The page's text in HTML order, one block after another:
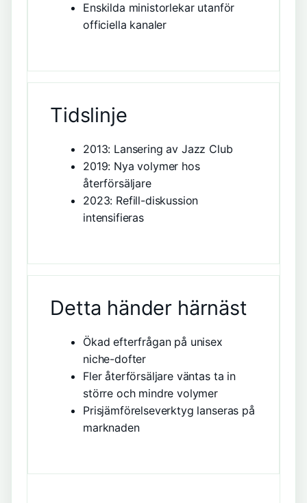
Enskilda ministorlekar utanför
officiella kanaler
Tidslinje
2013: Lansering av Jazz Club
2019: Nya volymer hos
återförsäljare
2023: Refill-diskussion
intensifieras
Detta händer härnäst
Ökad efterfrågan på unisex
niche-dofter
Fler återförsäljare väntas ta in
större och mindre volymer
Prisjämförelseverktyg lanseras på
marknaden